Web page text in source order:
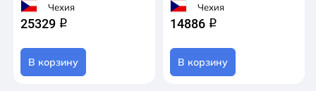
Чехия
25329 q
В корзину
Чехия
14886 q
В корзину